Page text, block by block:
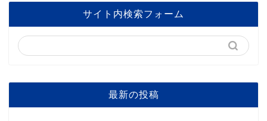
サイト内検索フォーム
最新の投稿